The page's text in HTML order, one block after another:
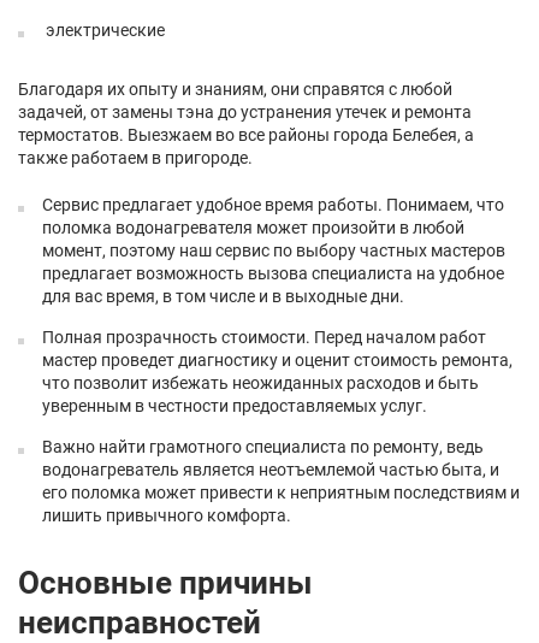
электрические
Благодаря их опыту и знаниям, они справятся с любой
задачей, от замены тэна до устранения утечек и ремонта
термостатов. Выезжаем во все районы города Белебея, а
также работаем в пригороде.
Сервис предлагает удобное время работы. Понимаем, что
поломка водонагревателя может произойти в любой
момент, поэтому наш сервис по выбору частных мастеров
предлагает возможность вызова специалиста на удобное
для вас время, в том числе и в выходные дни.
Полная прозрачность стоимости. Перед началом работ
мастер проведет диагностику и оценит стоимость ремонта,
что позволит избежать неожиданных расходов и быть
уверенным в честности предоставляемых услуг.
Важно найти грамотного специалиста по ремонту, ведь
водонагреватель является неотъемлемой частью быта, и
его поломка может привести к неприятным последствиям и
лишить привычного комфорта.
Основные причины
неисправностей